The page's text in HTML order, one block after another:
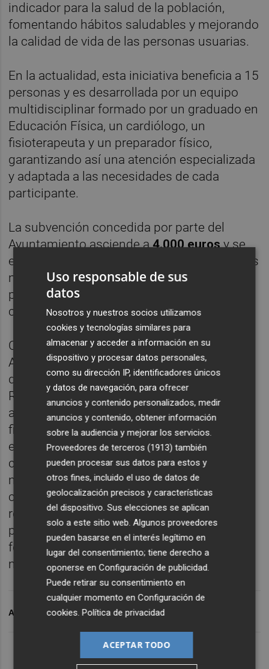
indicador para la salud de la población,
fomentando hábitos saludables y mejorando
la calidad de vida de las personas usuarias.
En la actualidad, esta iniciativa beneficia a 15
personas y es desarrollada por un equipo
multidisciplinar formado por un graduado en
Educación Física, un cardiólogo, un
fisioterapeuta y un preparador físico,
garantizando así una atención especializada
y adaptada a las necesidades de cada
participante.
La subvención concedida por parte del
Ayuntamiento asciende a4.000 eurosy se
encuentra contemplada en los presupuestos
municipales del presente ejercicio,
permitiendo dar continuidad a un programa
consolidado en la ciudad de Xàtiva.
Cabe recordar que la colaboración entre el
Ayuntamiento de Xàtiva e Insvacor para el
desarrollo del programa comunitario de
Rehabilitación Cardíaca Fase III se remonta
al año 2020, cuando ambas entidades
firmaron el primer convenio para impulsar
esta iniciativa de salud cardiovascular en la
ciudad. Desde entonces, el consistorio ha
mantenido su apoyo a un programa
consolidado que contribuye a la
recuperación y al mantenimiento físico de
personas con patologías cardíacas,
fomentando hábitos de vida saludables y
mejorando su calidad de vida.
ARCHIVADO EN XÀTIVA
Uso responsable de sus
datos
Nosotros y nuestros socios utilizamos
cookies y tecnologías similares para
almacenar y acceder a información en su
dispositivo y procesar datos personales,
como su dirección IP, identificadores únicos
y datos de navegación, para ofrecer
anuncios y contenido personalizados, medir
anuncios y contenido, obtener información
sobre la audiencia y mejorar los servicios.
Proveedores de terceros (1913) también
pueden procesar sus datos para estos y
otros fines, incluido el uso de datos de
geolocalización precisos y características
del dispositivo. Sus elecciones se aplican
solo a este sitio web. Algunos proveedores
pueden basarse en el interés legítimo en
lugar del consentimiento; tiene derecho a
oponerse enConfiguración de publicidad
Puede retirar su consentimiento en
cualquier momento enConfiguración de
cookies .Política de privacidad
ACEPTAR TODO